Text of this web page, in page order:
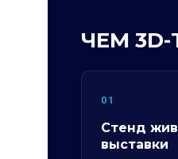
ЧЕМ
01
Стенд
выставки